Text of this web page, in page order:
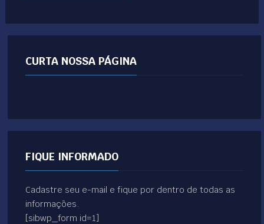
CURTA NOSSA PÁGINA
FIQUE INFORMADO
Cadastre seu e-mail e fique por dentro de todas as
informações.
[sibwp_form id=1]